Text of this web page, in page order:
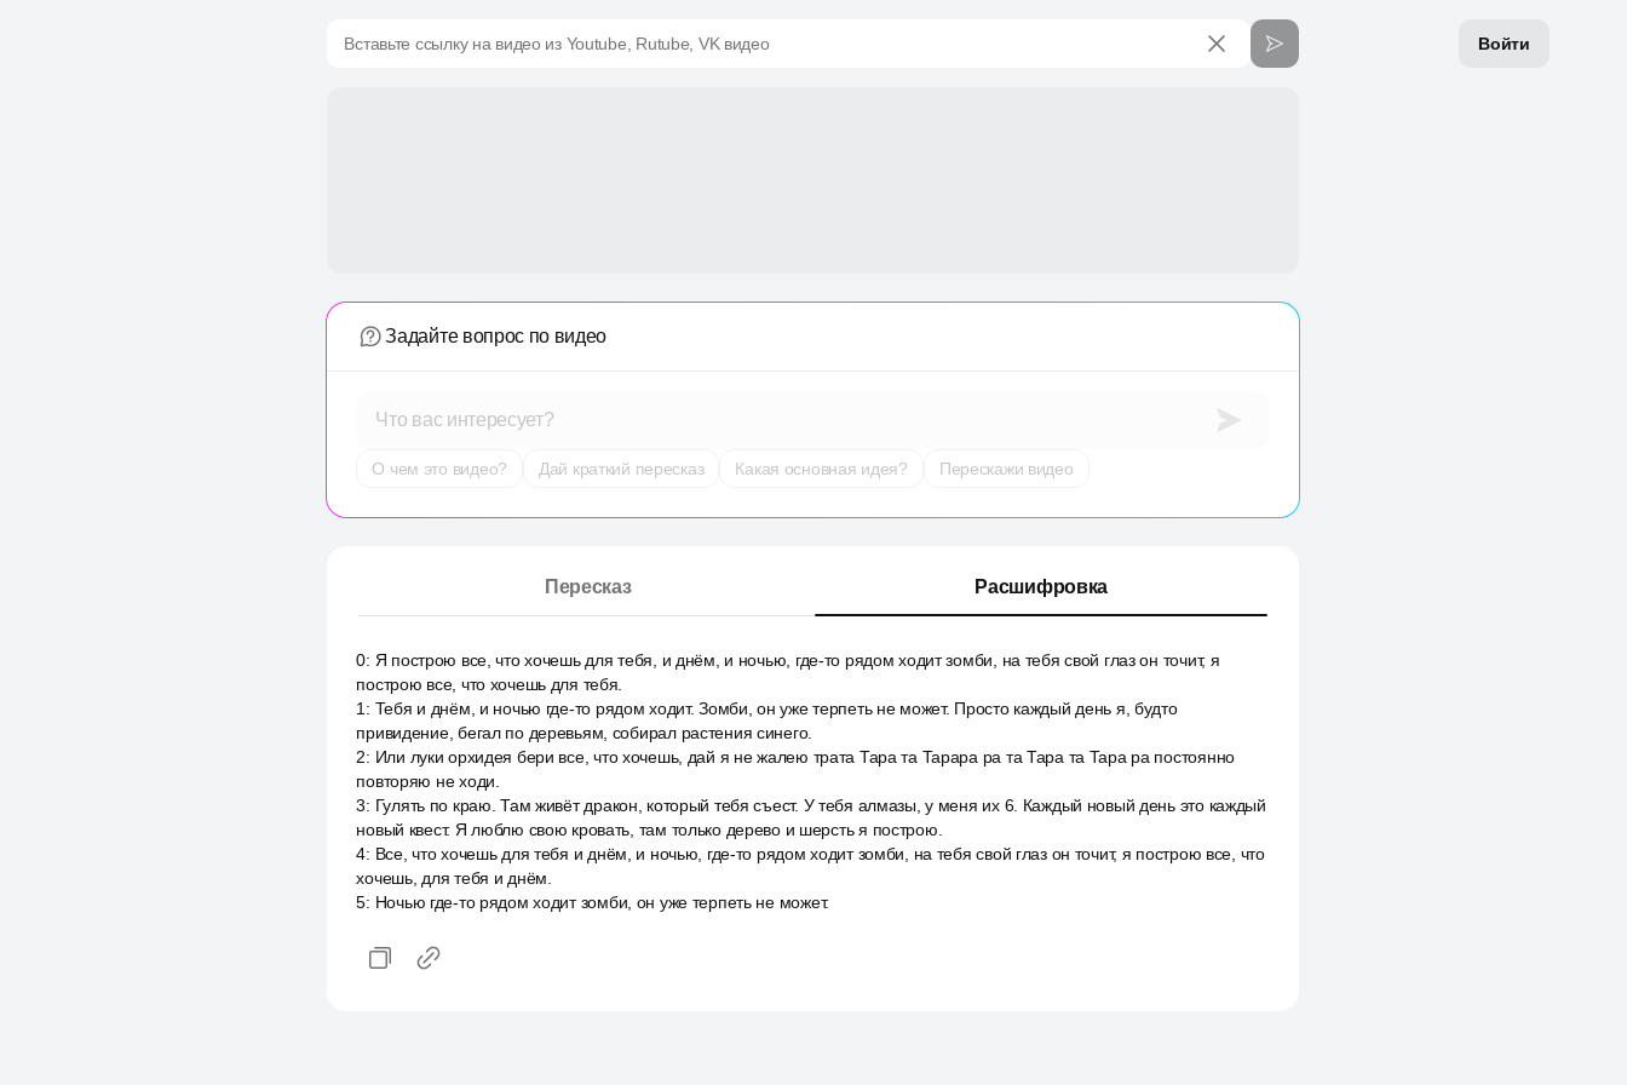
Войти
Вставьте ссылку на видео из Youtube, Rutube, VK видео
Задайте вопрос по видео
Что вас интересует?
О чем это видео? Дай краткий пересказ Какая основная идея? Перескажи видео
Пересказ Расшифровка
0: Я построю все, что хочешь для тебя, и днём, и ночью, где-то рядом ходит зомби, на тебя свой глаз он точит, я
построю все, что хочешь для тебя.
1 : Тебя и днём, и ночью где-то рядом ходит. Зомби, он уже терпеть не может. Просто каждый день я, будто
привидение, бегал по деревьям, собирал растения синего.
2: Или луки орхидея бери все, что хочешь, дай я не жалею трата Тара та Тарара ра та Тара та Тара ра постоянно
повторяю не ходи.
3: Гулять по краю. Там живёт дракон, который тебя съест. У тебя алмазы, у меня их 6. Каждый новый день это каждый
новый квест. Я люблю свою кровать, там только дерево и шерсть я построю.
4: Все, что хочешь для тебя и днём, и ночью, где-то рядом ходит зомби, на тебя свой глаз он точит, я построю все, что
хочешь, для тебя и днём.
5: Ночью где-то рядом ходит зомби, он уже терпеть не может.